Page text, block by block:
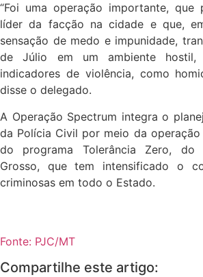
“Foi uma operação importante, que
líder da facção na cidade e que,
sensação de medo e impunidade,
de Júlio em um ambiente hostil,
indicadores de violência, como
disse o delegado.
A Operação Spectrum integra o
da Polícia Civil por meio da
do programa Tolerância Zero, do
Grosso, que tem intensificado o
criminosas em todo o Estado.
Fonte: PJC/MT
Compartilhe este artigo: